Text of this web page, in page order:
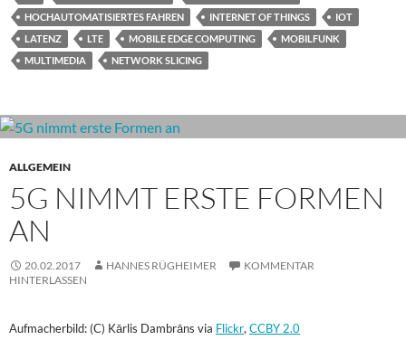
HOCHAUTOMATISIERTES FAHREN
INTERNET OF THINGS
IOT
LATENZ
LTE MOBILE EDGE COMPUTING
MOBILFUNK
MULTIMEDIA
NETWORK SLICING
ALLGEMEIN
5G NIMMT ERSTE FORMEN
AN
20.02.2017 HANNES RÜGHEIMER
KOMMENTAR
HINTERLASSEN
Aufmacherbild: (C) Kārlis Dambrāns via Flickr, CCBY 2.0